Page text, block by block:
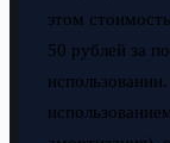
этом
50 рублей за